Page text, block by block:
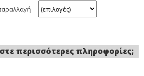
περισσότερες πληροφορίες;